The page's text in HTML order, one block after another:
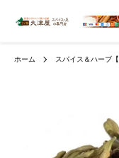
ホーム スパイス＆ハーブ【